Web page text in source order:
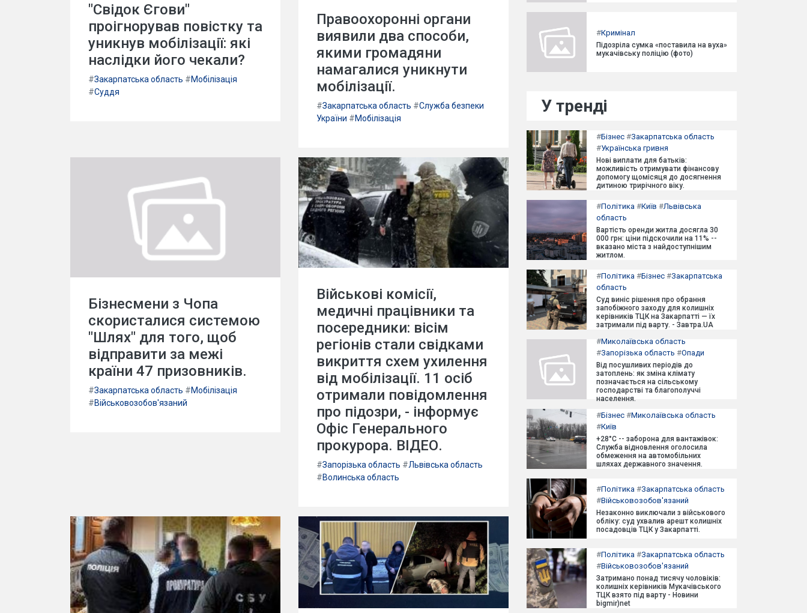
"Свідок Єгови"
проігнорував повістку та
уникнув мобілізації: які
наслідки його чекали?
#Закарпатська область #Мобілізація
#Суддя
Правоохоронні органи
виявили два способи,
якими громадяни
намагалися уникнути
мобілізації.
#Закарпатська область #Служба безпеки
України #Мобілізація
Бізнесмени з Чопа
скористалися системою
"Шлях" для того, щоб
відправити за межі
країни 47 призовників.
#Закарпатська область #Мобілізація
#Військовозобов'язаний
Військові комісії,
медичні працівники та
посередники: вісім
регіонів стали свідками
викриття схем ухилення
від мобілізації. 11 осіб
отримали повідомлення
про підозри, - інформує
Офіс Генерального
прокурора. ВІДЕО.
#Запорізька область #Львівська область
#Волинська область
#Кримінал
Підозріла сумка «поставила на вуха»
мукачівську поліцію (фото)
У тренді
#Бізнес #Закарпатська область
#Українська гривня
Нові виплати для батьків:
можливість отримувати фінансову
допомогу щомісяця до досягнення
дитиною трирічного віку.
#Політика #Київ #Львівська
область
Вартість оренди житла досягла 30
000 грн: ціни підскочили на 11% --
вказано міста з найдоступнішим
житлом.
#Політика #Бізнес #Закарпатська
область
Суд виніс рішення про обрання
запобіжного заходу для колишніх
керівників ТЦК на Закарпатті — їх
затримали під варту. - Завтра.UA
#Миколаївська область
#Запорізька область #Опади
Від посушливих періодів до
затоплень: як зміна клімату
позначається на сільському
господарстві та благополуччі
населення.
#Бізнес #Миколаївська область
#Київ
+28°C -- заборона для вантажівок:
Служба відновлення оголосила
обмеження на автомобільних
шляхах державного значення.
#Політика #Закарпатська область
#Військовозобов'язаний
Незаконно виключали з військового
обліку: суд ухвалив арешт колишніх
посадовців ТЦК у Закарпатті.
#Політика #Закарпатська область
#Військовозобов'язаний
Затримано понад тисячу чоловіків:
колишніх керівників Мукачівського
ТЦК взято під варту - Новини
bigmir)net